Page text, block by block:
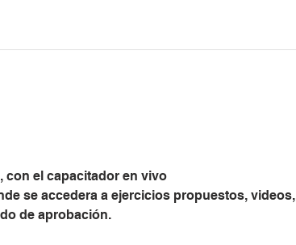
con el capacitador en vivo
se accedera a ejercicios propuestos, videos,
de aprobación.